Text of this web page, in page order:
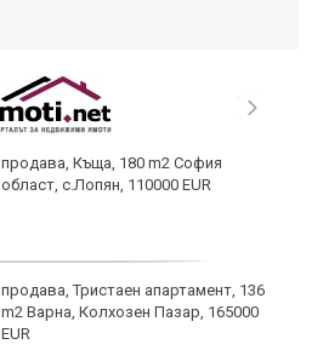
продава, Къща, 180 m2 София
област, с.Лопян, 110000 EUR
продава, Тристаен апартамент, 136
m2 Варна, Колхозен Пазар, 165000
EUR